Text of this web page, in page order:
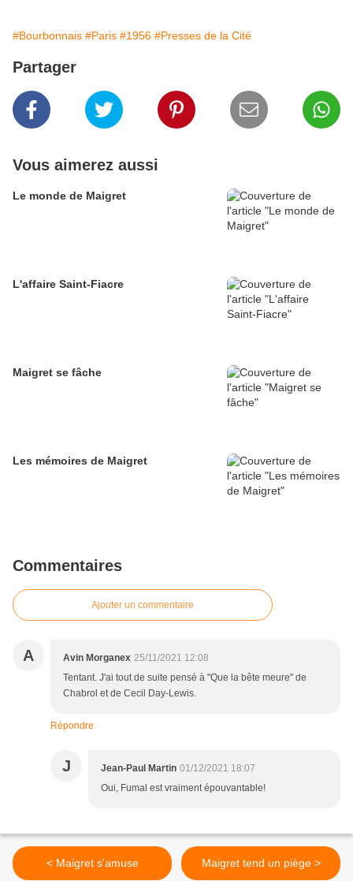
#Bourbonnais #Paris #1956 #Presses de la Cité
Partager
Vous aimerez aussi
Le monde de Maigret
L'affaire Saint-Fiacre
Maigret se fâche
Les mémoires de Maigret
Commentaires
Ajouter un commentaire
A Avin Morganex 25/11/2021 12:08
Tentant. J'ai tout de suite pensé à "Que la bête meure" de
Chabrol et de Cecil Day-Lewis.
Répondre
J Jean-Paul Martin 01/12/2021 18:07
Oui, Fumal est vraiment épouvantable!
< Maigret s'amuse Maigret tend un piège >